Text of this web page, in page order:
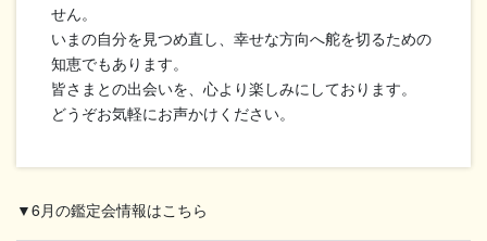
せん。
いまの自分を見つめ直し、幸せな方向へ舵を切るための
知恵でもあります。
皆さまとの出会いを、心より楽しみにしております。
どうぞお気軽にお声かけください。
▼6月の鑑定会情報はこちら